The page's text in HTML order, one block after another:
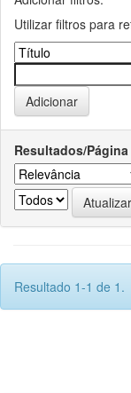
Utilizar filtros para
Resultados/Página
Resultado 1-1 de 1.